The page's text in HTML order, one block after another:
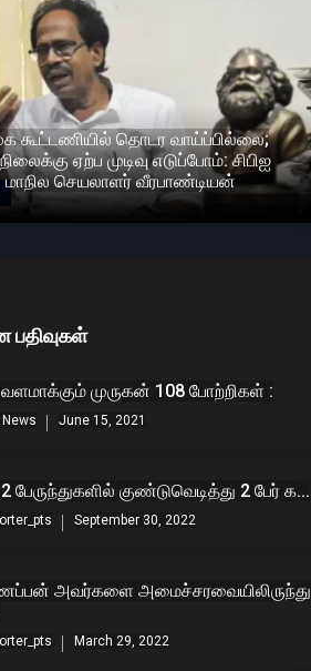
கூட்டணியில் தொடர வாய்ப்பில்லை;
ஏற்ப முடிவு எடுப்போம்: சிபிஐ
மாநில செயலாளர் வீரபாண்டியன்
பதிவுகள்
முருகன் 108 போற்றிகள் :
News June 15, 2021
பேருந்துகளில் குண்டுவெடித்து 2 பேர் க...
September 30, 2022
அவர்களை அமைச்சரவையிலிருந்து
March 29, 2022